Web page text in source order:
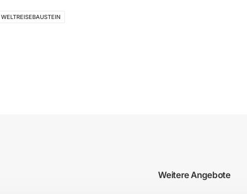
WELTREISEBAUSTEIN
Weitere Angebote